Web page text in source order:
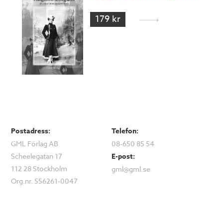
179 kr
Postadress:
GML Förlag AB
Scheelegatan 17
112 28 Stockholm
Org.nr. 556261-0047
Telefon:
08-650 85 54
E-post:
gml@gml.se